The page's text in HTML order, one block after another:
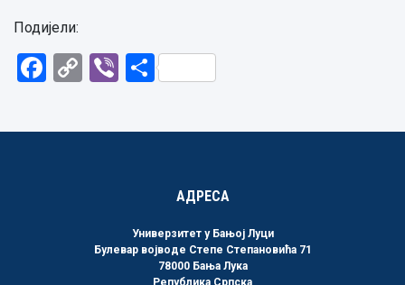
Подијели:
Facebook
CopyViberShare
АДРЕСА
Универзитет у Бањој Луци
Булевар војводе Степе Степановића 71
78000 Бања Лука
Република Српска